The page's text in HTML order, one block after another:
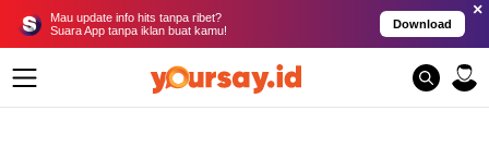
Mau update info hits tanpa ribet?
Suara App tanpa iklan buat kamu!
Download
×